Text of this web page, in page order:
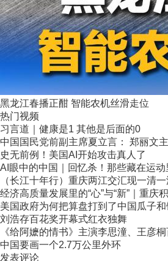
黑龙江春播正酣 智能农机丝滑走位
热门视频
习言道｜健康是1 其他是后面的0
中国国民党前副主席夏立言： 郑丽文
史无前例！美国AI开始攻击真人了
AI眼中的中国｜回忆杀！那些藏在运
（长江十年行）重庆两江交汇现一清一
经济高质量发展里的“心”与“新”｜重庆
美国政府为何把算盘打到了中国瓜子
刘浩存百花奖开幕式红衣独舞
《给阿嬷的情书》主演李思潼、王彦
中国要画一个2.7万公里外环
发表评论